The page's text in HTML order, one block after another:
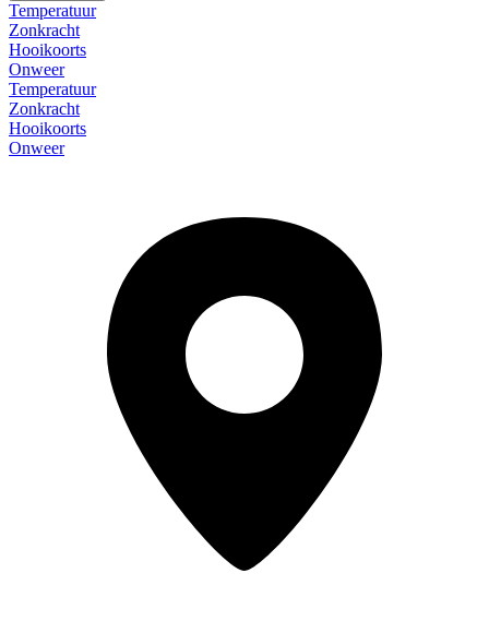
Temperatuur
Zonkracht
Hooikoorts
Onweer
Temperatuur
Zonkracht
Hooikoorts
Onweer